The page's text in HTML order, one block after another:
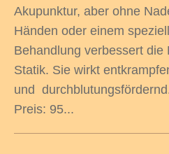
Akupunktur, aber ohne
Händen oder einem
Behandlung verbessert die
Statik. Sie wirkt
und
Preis: 95...